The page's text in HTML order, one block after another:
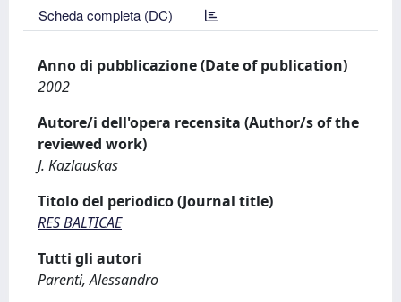
Scheda completa (DC)
Anno di pubblicazione (Date of publication)
2002
Autore/i dell'opera recensita (Author/s of the
reviewed work)
J. Kazlauskas
Titolo del periodico (Journal title)
RES BALTICAE
Tutti gli autori
Parenti, Alessandro